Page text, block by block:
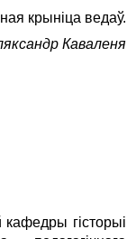
крыніца ведаў.
Каваленя
кафедры гісторыі